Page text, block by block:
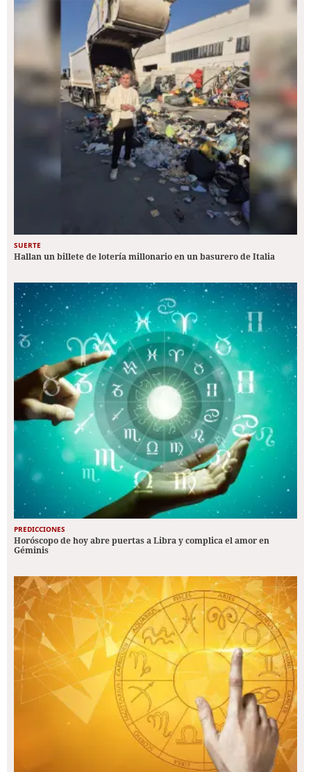
SUERTE
Hallan un billete de lotería millonario en un basurero de Italia
PREDICCIONES
Horóscopo de hoy abre puertas a Libra y complica el amor en
Géminis